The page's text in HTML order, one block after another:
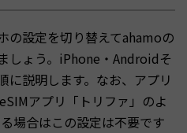
の設定を切り替えてahamoの
しょう。iPhone・Androidそ
に説明します。なお、アプリ
アプリ「トリファ」のよ
場合はこの設定は不要です